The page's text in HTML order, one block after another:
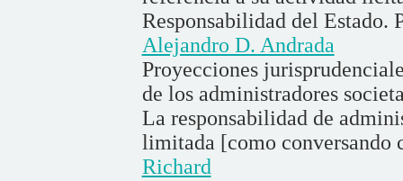
Responsabilidad del Estado.
Alejandro D. Andrada
Proyecciones
de los administradores
La responsabilidad de
limitada [como
Richard